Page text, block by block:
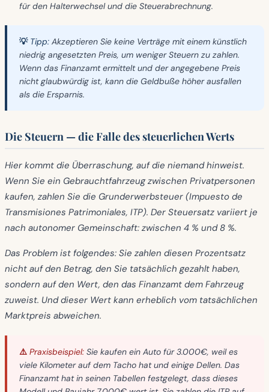
für den Halterwechsel und die Steuerabrechnung.
💡 Tipp: Akzeptieren Sie keine Verträge mit einem künstlich
niedrig angesetzten Preis, um weniger Steuern zu zahlen.
Wenn das Finanzamt ermittelt und der angegebene Preis
nicht glaubwürdig ist, kann die Geldbuße höher ausfallen
als die Ersparnis.
Die Steuern — die Falle des steuerlichen Werts
Hier kommt die Überraschung, auf die niemand hinweist.
Wenn Sie ein Gebrauchtfahrzeug zwischen Privatpersonen
kaufen, zahlen Sie die Grunderwerbsteuer (Impuesto de
Transmisiones Patrimoniales, ITP). Der Steuersatz variiert je
nach autonomer Gemeinschaft: zwischen 4 % und 8 %.
Das Problem ist folgendes: Sie zahlen diesen Prozentsatz
nicht auf den Betrag, den Sie tatsächlich gezahlt haben,
sondern auf den Wert, den das Finanzamt dem Fahrzeug
zuweist. Und dieser Wert kann erheblich vom tatsächlichen
Marktpreis abweichen.
⚠️ Praxisbeispiel: Sie kaufen ein Auto für 3.000€, weil es
viele Kilometer auf dem Tacho hat und einige Dellen. Das
Finanzamt hat in seinen Tabellen festgelegt, dass dieses